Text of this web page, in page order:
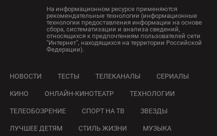
На информационном ресурсе применяются
рекомендательные технологии (информационные
технологии предоставления информации на основе
сбора, систематизации и анализа сведений,
относящихся к предпочтениям пользователей сети
"Интернет", находящихся на территории Российской
Федерации).
НОВОСТИ ТЕСТЫ ТЕЛЕКАНАЛЫ СЕРИАЛЫ
КИНО ОНЛАЙН-КИНОТЕАТР ТЕХНОЛОГИИ
ТЕЛЕОБОЗРЕНИЕ СПОРТ НА ТВ ЗВЕЗДЫ
ЛУЧШЕЕ ДЕТЯМ СТИЛЬ ЖИЗНИ МУЗЫКА